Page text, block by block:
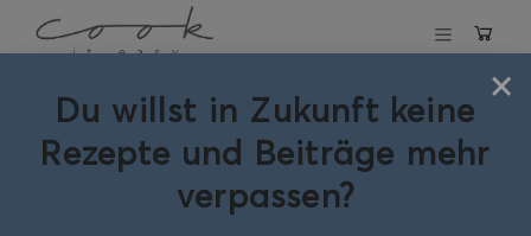
Schlagwort:
Abwechslung
×
Du willst in Zukunft keine
Rezepte und Beiträge mehr
verpassen?